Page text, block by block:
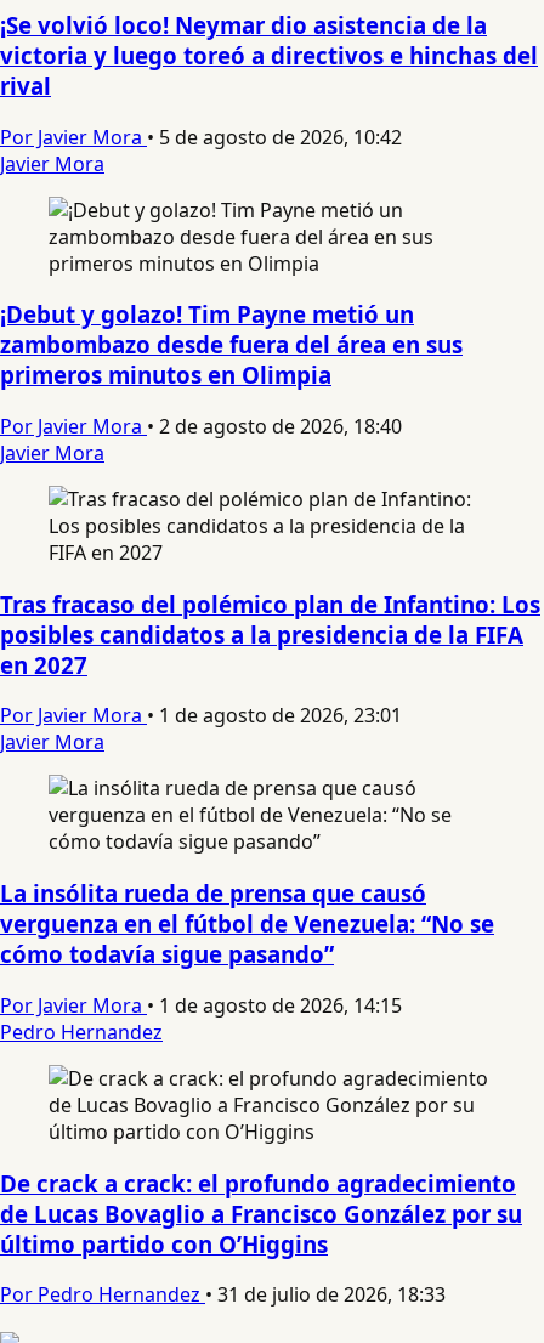
¡Se volvió loco! Neymar dio asistencia de la
victoria y luego toreó a directivos e hinchas del
rival
Por Javier Mora • 5 de agosto de 2026, 10:42
Javier Mora
¡Debut y golazo! Tim Payne metió un
zambombazo desde fuera del área en sus
primeros minutos en Olimpia
Por Javier Mora • 2 de agosto de 2026, 18:40
Javier Mora
Tras fracaso del polémico plan de Infantino: Los
posibles candidatos a la presidencia de la FIFA
en 2027
Por Javier Mora • 1 de agosto de 2026, 23:01
Javier Mora
La insólita rueda de prensa que causó
verguenza en el fútbol de Venezuela: “No se
cómo todavía sigue pasando”
Por Javier Mora • 1 de agosto de 2026, 14:15
Pedro Hernandez
De crack a crack: el profundo agradecimiento
de Lucas Bovaglio a Francisco González por su
último partido con O’Higgins
Por Pedro Hernandez • 31 de julio de 2026, 18:33